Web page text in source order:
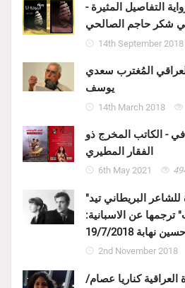
التفاصيل المثيرة -
شكر حاجم الصالحي
14th September 2018
المُغترب سعدي
يوسف
14th March 2018
- الكاتب المخرج ذو
الفقار المطيري
6th May 2021
"القصيدة الأخيرة للشاعر البريطاني تيد
ترجمها عن الاسبانية:
حسين نهابة 19/7/2018
2nd November 2018
كناريا عصام/